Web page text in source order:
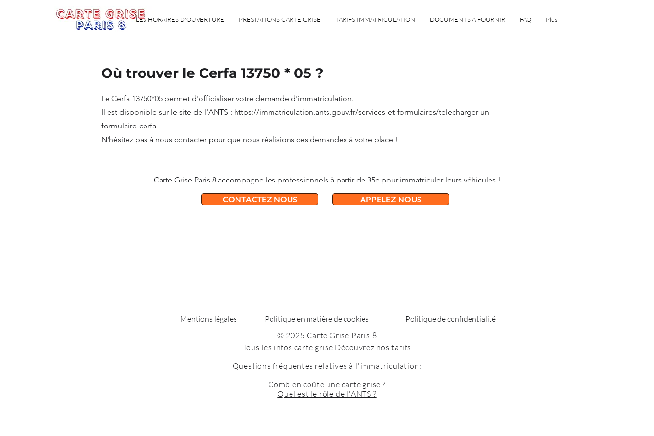
LES HORAIRES D'OUVERTURE PRESTATIONS CARTE GRISE TARIFS IMMATRICULATION DOCUMENTS A FOURNIR FAQ Plus
Où trouver le Cerfa 13750 * 05 ?
Le Cerfa 13750*05 permet d'officialiser votre demande d'immatriculation.
Il est disponible sur le site de l'ANTS : https://immatriculation.ants.gouv.fr/services-et-formulaires/telecharger-un-
formulaire-cerfa
N'hésitez pas à nous contacter pour que nous réalisions ces demandes à votre place !
Carte Grise Paris 8 accompagne les professionnels à partir de 35e pour immatriculer leurs véhicules !
CONTACTEZ-NOUS APPELEZ-NOUS
Mentions légales Politique en matière de cookies
Politique de confidentialité
© 2025 Carte Grise Paris 8
Tous les infos carte grise Découvrez nos tarifs
Questions fréquentes relatives à l'immatriculation:
Combien coûte une carte grise ?
Quel est le rôle de l'ANTS ?